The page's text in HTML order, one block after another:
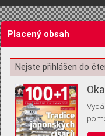
Žádost o souhlas s
Placený obsah
Nejste přihlášen do